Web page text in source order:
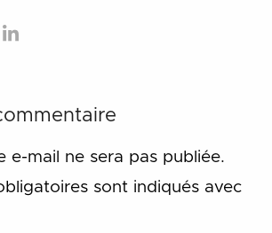
e-mail ne sera pas publiée.
sont indiqués avec